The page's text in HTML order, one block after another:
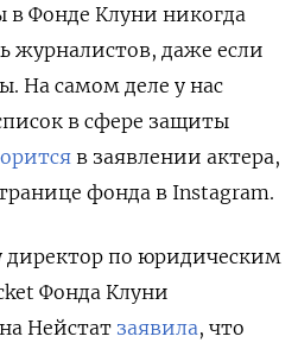
Фонде Клуни никогда
журналистов, даже если
На самом деле у нас
в сфере защиты
в заявлении актера,
фонда в Instagram.
по юридическим
Фонда Клуни
Нейстат заявила, что